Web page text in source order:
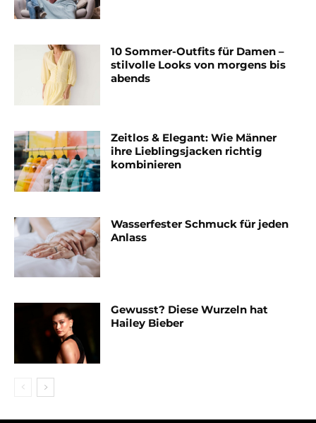
10 Sommer-Outfits für Damen –
stilvolle Looks von morgens bis
abends
Zeitlos & Elegant: Wie Männer
ihre Lieblingsjacken richtig
kombinieren
Wasserfester Schmuck für jeden
Anlass
Gewusst? Diese Wurzeln hat
Hailey Bieber